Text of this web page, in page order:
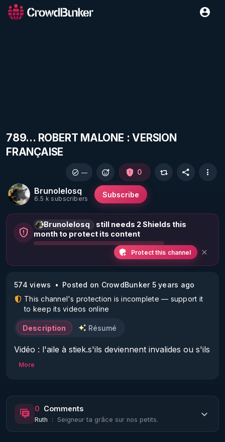
789... ROBERT MALONE : VERSION
FRANÇAISE
Brunolelosq
6.5 k subscribers Subscribe
— 0
Brunolelosq
still needs 2 Shields this
month to protect its content
Protect this channel
574 views
Posted on CrowdBunker 5 years ago
This channel's protection is incomplete — support it
to keep its videos online
Description Résumé
Vidéo : l'aile à stiek.s'ils deviennent invalides ou s'ils
décèdent, vous serez directement responsable.
More
0 Comments
Ruth : Seigneur ta grâce sur nos petits.